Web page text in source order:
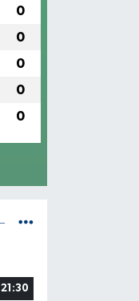
0
0
0
0
0
21:30